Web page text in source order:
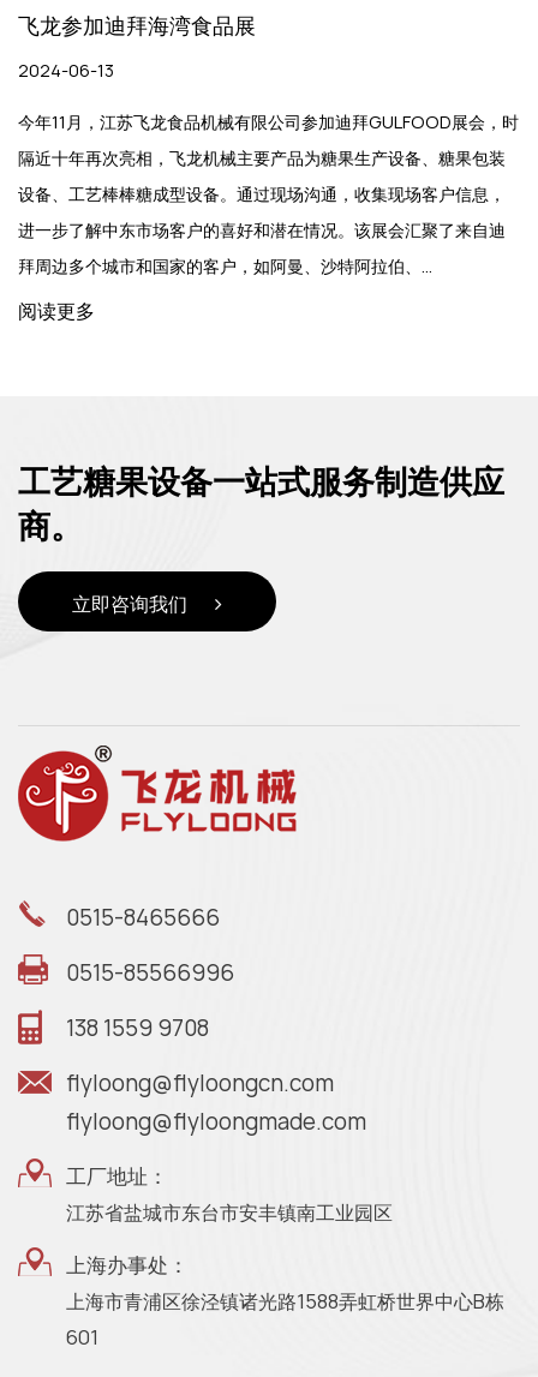
飞龙参加迪拜海湾食品展
2024-06-13
今年11月，江苏飞龙食品机械有限公司参加迪拜GULFOOD展会，时
隔近十年再次亮相，飞龙机械主要产品为糖果生产设备、糖果包装
设备、工艺棒棒糖成型设备。通过现场沟通，收集现场客户信息，
进一步了解中东市场客户的喜好和潜在情况。该展会汇聚了来自迪
拜周边多个城市和国家的客户，如阿曼、沙特阿拉伯、...
阅读更多
工艺糖果设备一站式服务制造供应
商。
立即咨询我们
0515-8465666
0515-85566996
138 1559 9708
flyloong@flyloongcn.com
flyloong@flyloongmade.com
工厂地址：
江苏省盐城市东台市安丰镇南工业园区
上海办事处：
上海市青浦区徐泾镇诸光路1588弄虹桥世界中心B栋
601